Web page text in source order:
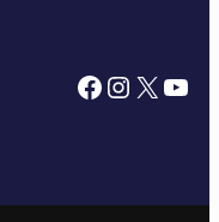
Facebook InstagramX YouTube